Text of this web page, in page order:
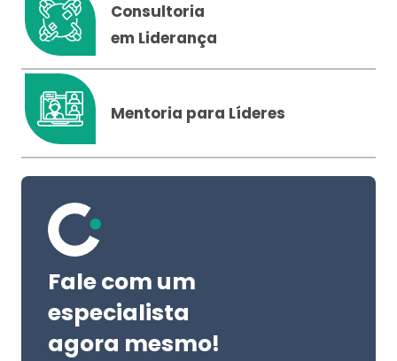
Consultoria
em Liderança
Mentoria para Líderes
Fale com um
especialista
agora mesmo!